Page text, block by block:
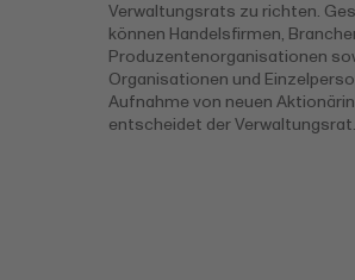
Verwaltungsrats zu richten.
können Handelsfirmen,
Produzentenorganisationen
Organisationen und
Aufnahme von neuen
entscheidet der Verwaltungsrat.